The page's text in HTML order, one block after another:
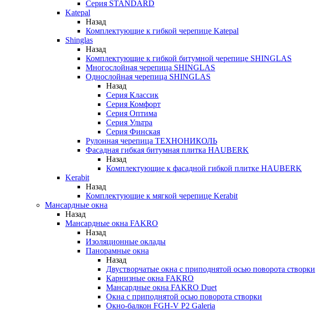
Серия STANDARD
Katepal
Назад
Комплектующие к гибкой черепице Katepal
Shinglas
Назад
Комплектующие к гибкой битумной черепице SHINGLAS
Многослойная черепица SHINGLAS
Однослойная черепица SHINGLAS
Назад
Серия Классик
Серия Комфорт
Серия Оптима
Серия Ультра
Серия Финская
Рулонная черепица ТЕХНОНИКОЛЬ
Фасадная гибкая битумная плитка HAUBERK
Назад
Комплектующие к фасадной гибкой плитке HAUBERK
Kerabit
Назад
Комплектующие к мягкой черепице Kerabit
Мансардные окна
Назад
Мансардные окна FAKRO
Назад
Изоляционные оклады
Панорамные окна
Назад
Двустворчатые окна с приподнятой осью поворота створки
Карнизные окна FAKRO
Мансардные окна FAKRO Duet
Окна с приподнятой осью поворота створки
Окно-балкон FGH-V P2 Galeria